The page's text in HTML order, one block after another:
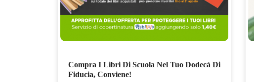
Compra I Libri Di Scuola Nel Tuo Dodecà Di
Fiducia, Conviene!